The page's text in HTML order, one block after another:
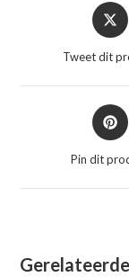
Opent
in
nieuw
Tweet dit
Opent
in
nieuw
Pin dit